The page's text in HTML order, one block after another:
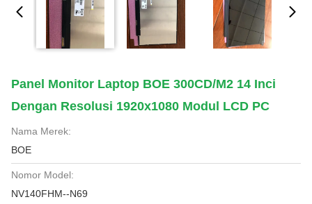
Panel Monitor Laptop BOE 300CD/M2 14 Inci
Dengan Resolusi 1920x1080 Modul LCD PC
Nama Merek:
BOE
Nomor Model:
NV140FHM--N69